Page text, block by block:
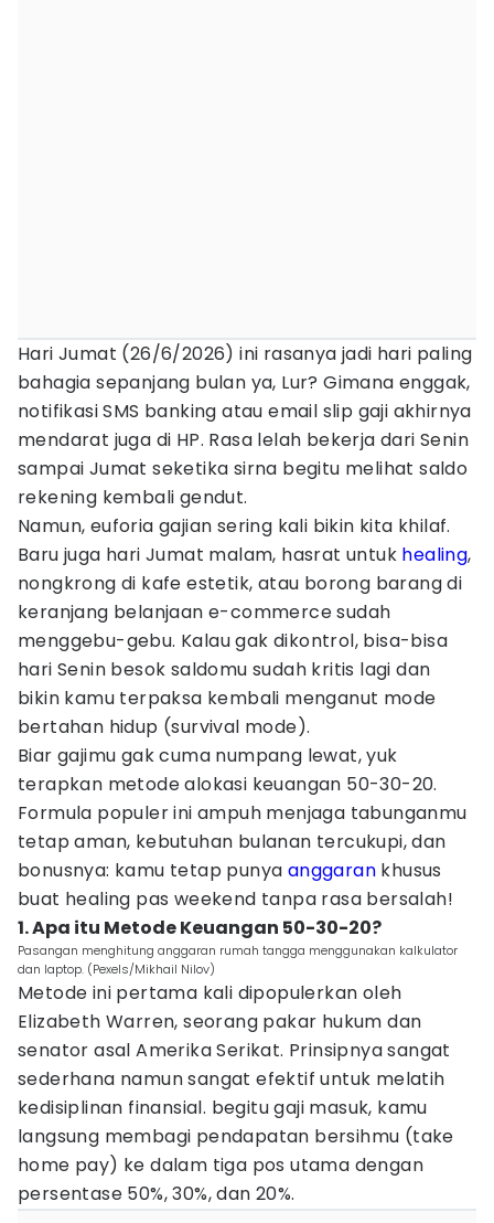
Hari Jumat (26/6/2026) ini rasanya jadi hari paling
bahagia sepanjang bulan ya, Lur? Gimana enggak,
notifikasi SMS banking atau email slip gaji akhirnya
mendarat juga di HP. Rasa lelah bekerja dari Senin
sampai Jumat seketika sirna begitu melihat saldo
rekening kembali gendut.
Namun, euforia gajian sering kali bikin kita khilaf.
Baru juga hari Jumat malam, hasrat untuk healing,
nongkrong di kafe estetik, atau borong barang di
keranjang belanjaan e-commerce sudah
menggebu-gebu. Kalau gak dikontrol, bisa-bisa
hari Senin besok saldomu sudah kritis lagi dan
bikin kamu terpaksa kembali menganut mode
bertahan hidup (survival mode).
Biar gajimu gak cuma numpang lewat, yuk
terapkan metode alokasi keuangan 50-30-20.
Formula populer ini ampuh menjaga tabunganmu
tetap aman, kebutuhan bulanan tercukupi, dan
bonusnya: kamu tetap punya anggaran khusus
buat healing pas weekend tanpa rasa bersalah!
1. Apa itu Metode Keuangan 50-30-20?
Pasangan menghitung anggaran rumah tangga menggunakan kalkulator
dan laptop. (Pexels/Mikhail Nilov)
Metode ini pertama kali dipopulerkan oleh
Elizabeth Warren, seorang pakar hukum dan
senator asal Amerika Serikat. Prinsipnya sangat
sederhana namun sangat efektif untuk melatih
kedisiplinan finansial. begitu gaji masuk, kamu
langsung membagi pendapatan bersihmu (take
home pay) ke dalam tiga pos utama dengan
persentase 50%, 30%, dan 20%.